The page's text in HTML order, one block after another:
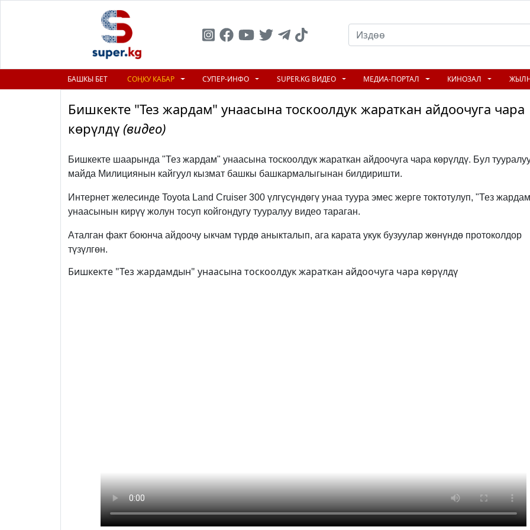
БАШКЫ БЕТ СОҢКУ КАБАР СУПЕР-ИНФО SUPER.KG ВИДЕО МЕДИА-ПОРТАЛ КИНОЗАЛ
Бишкекте "Тез жардам" унаасына тоскоолдук жараткан айдоочуга чара
көрүлдү (видео)
Бишкекте шаарында "Тез жардам" унаасына тоскоолдук жараткан айдоочуга чара көрүлдү. Бул
майда Милициянын кайгуул кызмат башкы башкармалыгынан билдиришти.
Интернет желесинде Toyota Land Cruiser 300 үлгүсүндөгү унаа туура эмес жерге токтотулуп, "Тез
унаасынын кирүү жолун тосуп койгондугу тууралуу видео тараган.
Аталган факт боюнча айдоочу ыкчам түрдө аныкталып, ага карата укук бузуулар жөнүндө протоколдор
түзүлгөн.
Бишкекте "Тез жардамдын" унаасына тоскоолдук жараткан айдоочуга чара көрүлдү